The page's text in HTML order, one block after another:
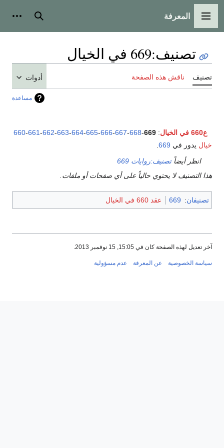
القائمة الرئيسية
المعرفة بحث
تصنيف:669 في الخيال
تصنيف ناقش هذه الصفحة أدوات
مساعدة
ع660 في الخيال :
660-661-662-663-664-665-666-667-668-669
خيال يدور في 669
انظر أيضاًتصنيف:روايات 669
هذا التصنيف لا يحتوي حالياً على أي صفحات أو ملفات.
تصنيفان:
669 عقد 660 في الخيال
آخر تعديل لهذه الصفحة كان في 15:05, 15 نوفمبر 2013.
سياسة الخصوصية عن المعرفة عدم مسؤولية